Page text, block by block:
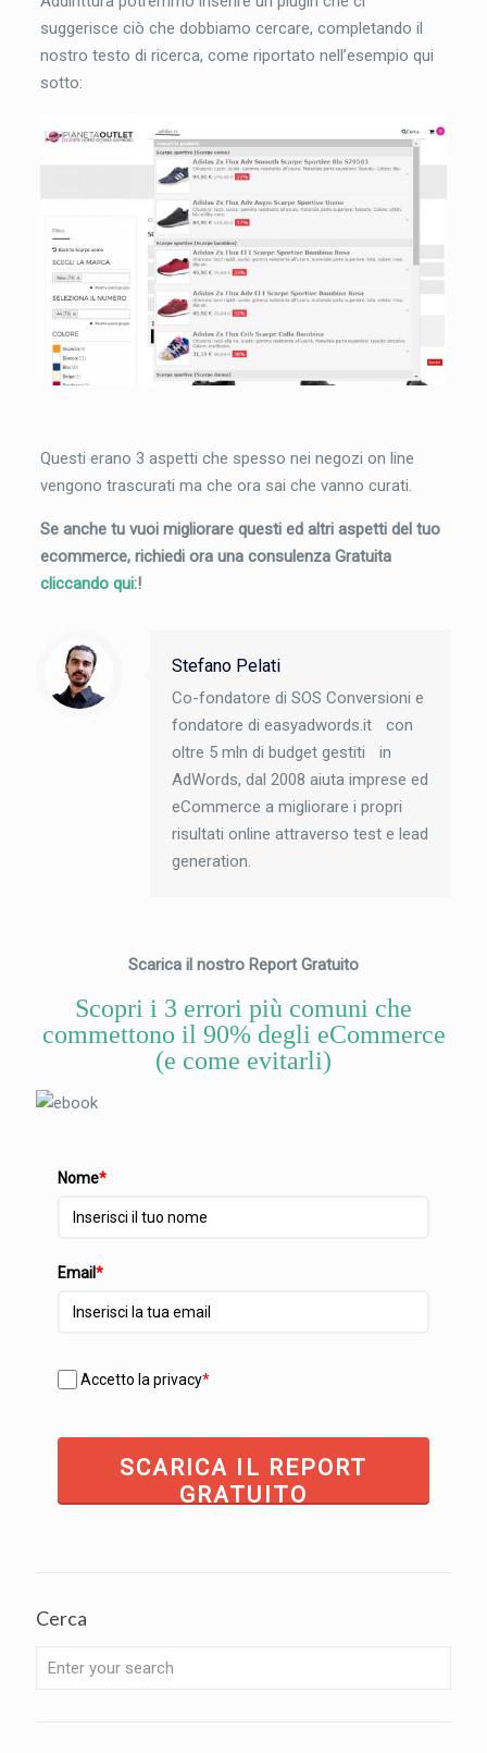
suggerisce ciò che dobbiamo cercare, completando il
nostro testo di ricerca, come riportato nell’esempio qui
sotto:
Questi erano 3 aspetti che spesso nei negozi on line
vengono trascurati ma che ora sai che vanno curati.
Se anche tu vuoi migliorare questi ed altri aspetti del tuo
ecommerce, richiedi ora una consulenza Gratuita
cliccando qui:!
Stefano Pelati
Co-fondatore di SOS Conversioni e
fondatore di easyadwords.it con
oltre 5 mln di budget gestiti in
AdWords, dal 2008 aiuta imprese ed
eCommerce a migliorare i propri
risultati online attraverso test e lead
generation.
Scarica il nostro Report Gratuito
Scopri i 3 errori più comuni che
commettono il 90% degli eCommerce
(e come evitarli)
Nome*
Email*
Accetto la privacy*
SCARICA IL REPORT
GRATUITO
Cerca